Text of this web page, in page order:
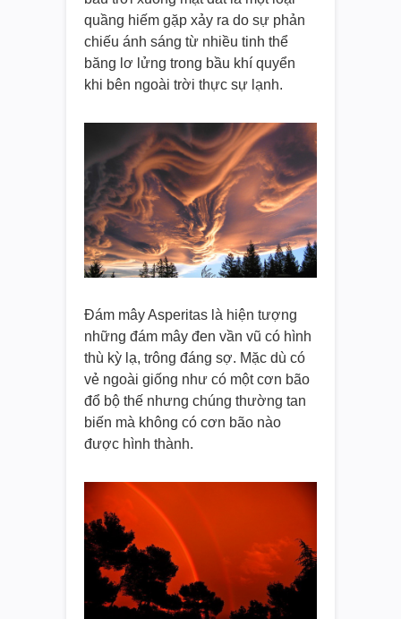
quầng hiếm gặp xảy ra do sự phản
chiếu ánh sáng từ nhiều tinh thể
băng lơ lửng trong bầu khí quyển
khi bên ngoài trời thực sự lạnh.
Đám mây Asperitas là hiện tượng
những đám mây đen vần vũ có hình
thù kỳ lạ, trông đáng sợ. Mặc dù có
vẻ ngoài giống như có một cơn bão
đổ bộ thế nhưng chúng thường tan
biến mà không có cơn bão nào
được hình thành.